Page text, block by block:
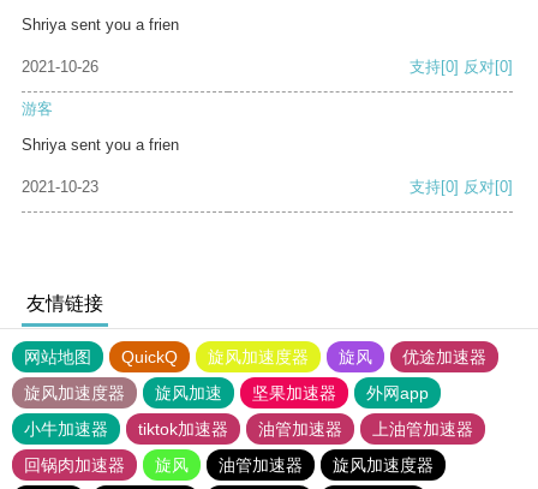
Shriya sent you a frien
2021-10-26 支持[0] 反对[0]
游客
Shriya sent you a frien
2021-10-23 支持[0] 反对[0]
友情链接
网站地图 QuickQ 旋风加速度器 旋风
优途加速器
旋风加速度器
旋风加速 坚果加速器
外网app
小牛加速器
tiktok加速器 油管加速器
上油管加速器
回锅肉加速器
旋风 油管加速器 旋风加速度器